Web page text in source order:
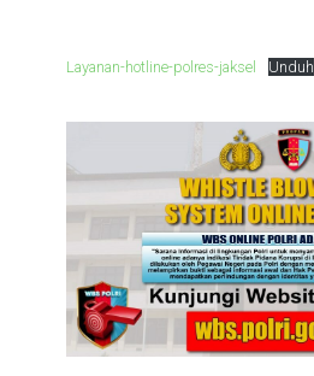
Layanan-hotline-polres-jaksel Unduh